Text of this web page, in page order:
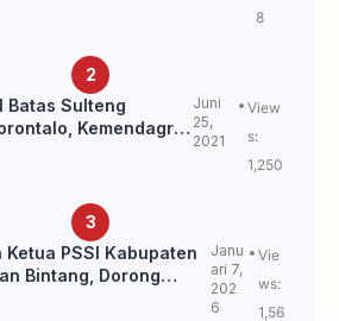
8
Batas Sulteng
Kemendagri:
Juni
25,
2021
View
s:
1,250
Ketua PSSI Kabupaten
Bintang, Dorong
Janu
ari 7,
202
6
Vie
ws:
1,56